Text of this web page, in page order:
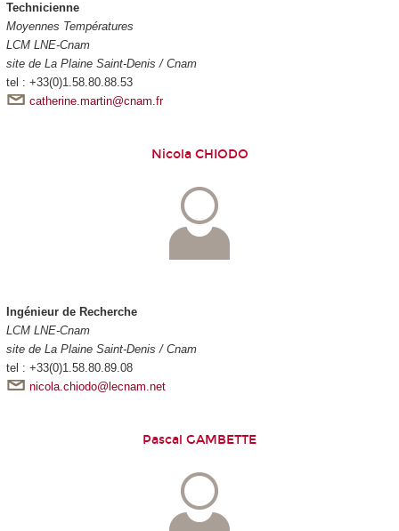
Technicienne
Moyennes Températures
LCM LNE-Cnam
site de La Plaine Saint-Denis / Cnam
tel : +33(0)1.58.80.88.53
catherine.martin@cnam.fr
Nicola CHIODO
Ingénieur de Recherche
LCM LNE-Cnam
site de La Plaine Saint-Denis / Cnam
tel : +33(0)1.58.80.89.08
nicola.chiodo@lecnam.net
Pascal GAMBETTE